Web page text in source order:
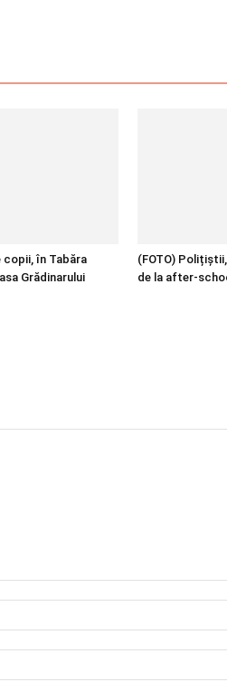
copii, în Tabăra
Grădinarului
(FOTO)
de la after-